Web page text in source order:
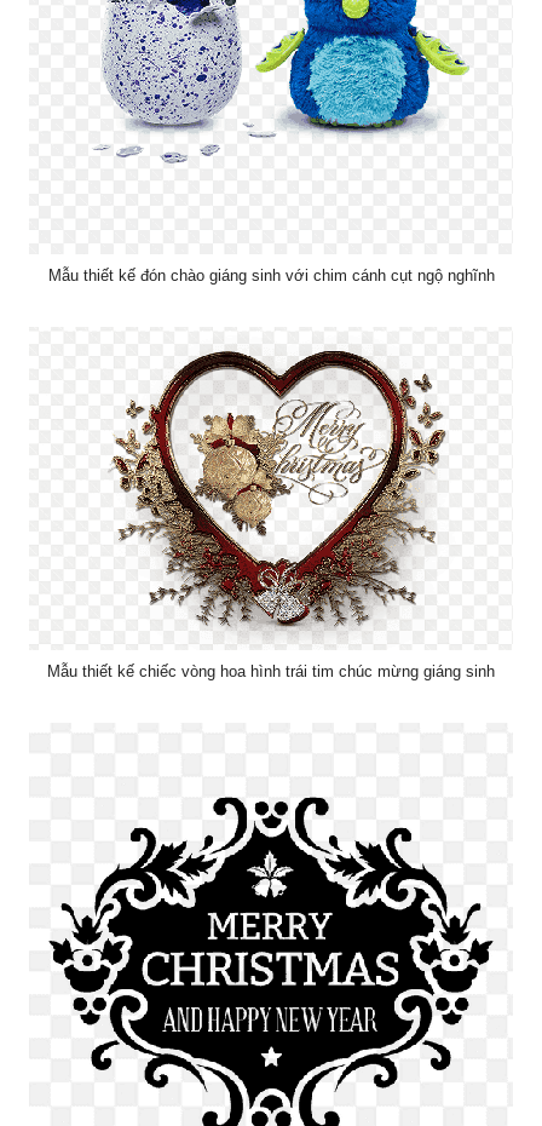
Mẫu thiết kế đón chào giáng sinh với chim cánh cụt ngộ nghĩnh
Mẫu thiết kế chiếc vòng hoa hình trái tim chúc mừng giáng sinh